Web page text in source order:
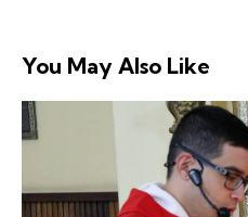
You May Also Like